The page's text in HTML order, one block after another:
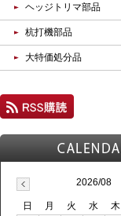
ヘッジトリマ部品
杭打機部品
大特価処分品
2026/08
日 月 火 水 木